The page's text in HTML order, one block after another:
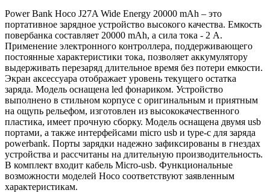
Power Bank Hoco J27A Wide Energy 20000 mAh – это
портативное зарядное устройство высокого качества. Емкость
повербанка составляет 20000 mAh, а сила тока - 2 A.
Применение электронного контроллера, поддерживающего
постоянные характеристики тока, позволяет аккумулятору
выдерживать перезаряд длительное время без потери емкости.
Экран аксессуара отображает уровень текущего остатка
заряда. Модель оснащена led фонариком. Устройство
выполнено в стильном корпусе с оригинальным и приятным
на ощупь рельефом, изготовлен из высококачественного
пластика, имеет прочную сборку. Модель оснащена двумя usb
портами, а также интерфейсами micro usb и type-c для заряда
powerbank. Порты зарядки надежно зафиксированы в гнездах
устройства и рассчитаны на длительную производительность.
В комплект входит кабель Micro-usb. Функциональные
возможности моделей Hoco соответствуют заявленным
характеристикам.